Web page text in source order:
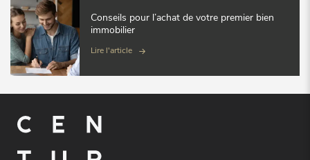
Conseils pour l’achat de votre premier bien
immobilier
Lire l'article